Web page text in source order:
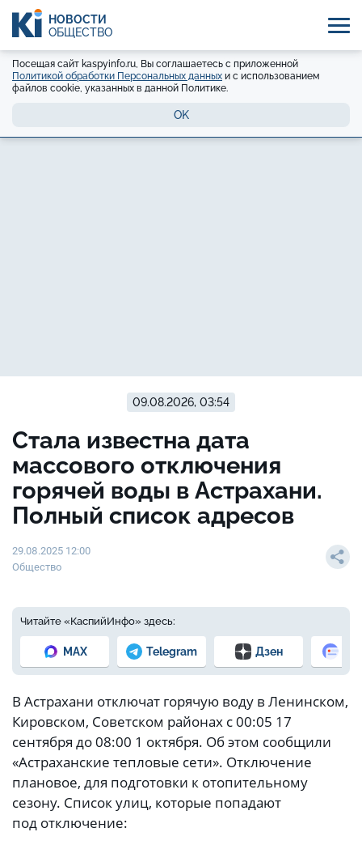
НОВОСТИ
ОБЩЕСТВО
Посещая сайт kaspyinfo.ru, Вы соглашаетесь с приложенной
Политикой обработки Персональных данных и с использованием
файлов cookie, указанных в данной Политике.
OK
09.08.2026, 03:54
Стала известна дата
массового отключения
горячей воды в Астрахани.
Полный список адресов
29.08.2025 12:00
Общество
Читайте «КаспийИнфо» здесь:
MAX Telegram Дзен
В Астрахани отключат горячую воду в Ленинском,
Кировском, Советском районах с 00:05 17
сентября до 08:00 1 октября. Об этом сообщили
«Астраханские тепловые сети». Отключение
плановое, для подготовки к отопительному
сезону. Список улиц, которые попадают
под отключение: